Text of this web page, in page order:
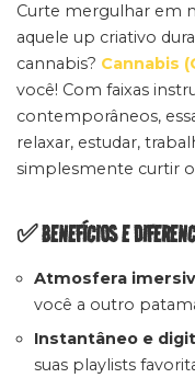
Curte mergulhar em
aquele up criativo
cannabis? Cannabis
você! Com faixas
contemporâneos,
relaxar, estudar,
simplesmente curtir
✅ BENEFÍCIOS E
Atmosfera
você a outro
Instantâneo e
suas playlists